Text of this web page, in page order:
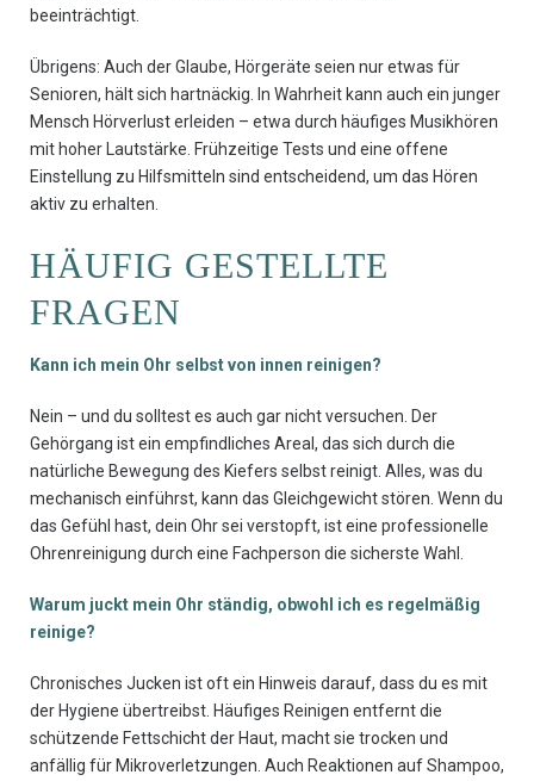
beeinträchtigt.
Übrigens: Auch der Glaube, Hörgeräte seien nur etwas für
Senioren, hält sich hartnäckig. In Wahrheit kann auch ein junger
Mensch Hörverlust erleiden – etwa durch häufiges Musikhören
mit hoher Lautstärke. Frühzeitige Tests und eine offene
Einstellung zu Hilfsmitteln sind entscheidend, um das Hören
aktiv zu erhalten.
HÄUFIG GESTELLTE
FRAGEN
Kann ich mein Ohr selbst von innen reinigen?
Nein – und du solltest es auch gar nicht versuchen. Der
Gehörgang ist ein empfindliches Areal, das sich durch die
natürliche Bewegung des Kiefers selbst reinigt. Alles, was du
mechanisch einführst, kann das Gleichgewicht stören. Wenn du
das Gefühl hast, dein Ohr sei verstopft, ist eine professionelle
Ohrenreinigung durch eine Fachperson die sicherste Wahl.
Warum juckt mein Ohr ständig, obwohl ich es regelmäßig
reinige?
Chronisches Jucken ist oft ein Hinweis darauf, dass du es mit
der Hygiene übertreibst. Häufiges Reinigen entfernt die
schützende Fettschicht der Haut, macht sie trocken und
anfällig für Mikroverletzungen. Auch Reaktionen auf Shampoo,